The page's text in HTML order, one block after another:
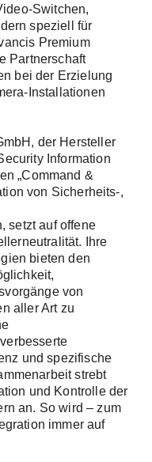
Switchen,
speziell für
Premium
Partnerschaft
bei der Erzielung
Installationen
der Hersteller
Information
„Command &
von Sicherheits-,
setzt auf offene
Ihre
bieten den
von
aller Art zu
und spezifische
strebt
und Kontrolle der
an. So wird – zum
immer auf
Laufenden
Melden
die Themen,